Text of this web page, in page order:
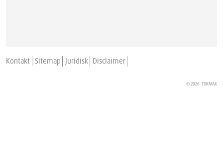
Kontakt Sitemap Juridisk Disclaimer
© 2026 TORMAX